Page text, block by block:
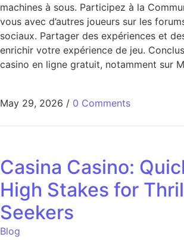
machines à sous. Participez à la
vous avec d’autres joueurs sur les
sociaux. Partager des expériences et
enrichir votre expérience de jeu.
casino en ligne gratuit, notamment sur
May 29, 2026 / 0 Comments
Casina Casino:
High Stakes for
Seekers
Blog